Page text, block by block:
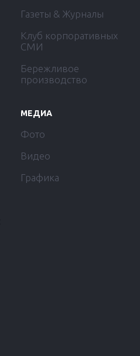
Газеты & Журналы
Клуб корпоративных
СМИ
Бережливое
производство
МЕДИА
Фото
Видео
Графика